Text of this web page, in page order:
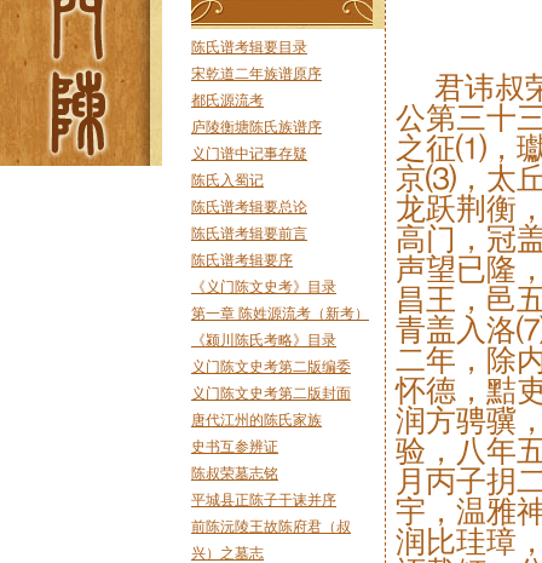
陈氏谱考辑要目录
宋乾道二年族谱原序
都氏源流考
庐陵衡塘陈氏族谱序
义门谱中记事存疑
陈氏入蜀记
陈氏谱考辑要总论
陈氏谱考辑要前言
陈氏谱考辑要序
《义门陈文史考》目录
第一章 陈姓源流考（新考）
《颍川陈氏考略》目录
义门陈文史考第二版编委
义门陈文史考第二版封面
唐代江州的陈氏家族
史书互参辨证
陈叔荣墓志铭
平城县正陈子干诔并序
前陈沅陵王故陈府君（叔
兴）之墓志
君讳叔
公第三十
之征⑴，
京⑶，太
龙跃荆衡
高门，冠
声望已隆
昌王，邑
青盖入洛
二年，除
怀德，黠
润方骋骥
验，八年
月丙子抈
宇，温雅
润比珪璋